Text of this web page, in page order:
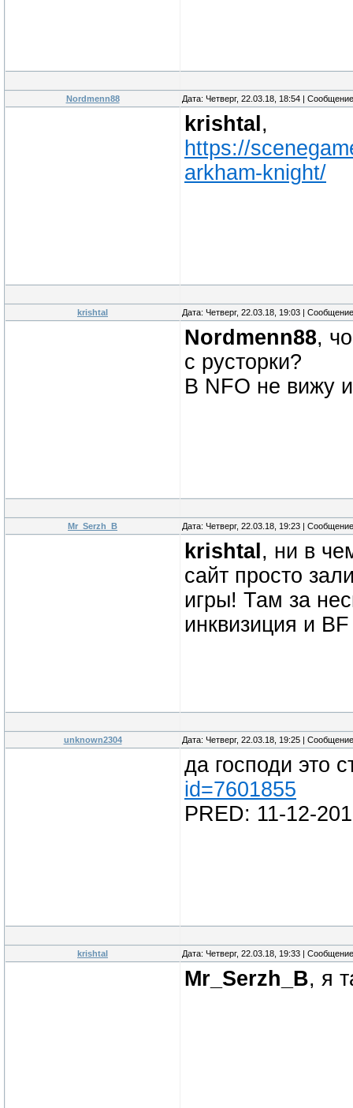
playing
game. Enjoy the
Nordmenn88 Дата: Четверг, 22.03.18, 18:54 |
krishtal ,
https://
arkham-knight/
krishtal Дата: Четверг, 22.03.18, 19:03 |
Nordmenn88,
с русторки?
В NFO не вижу
Mr_Serzh_B Дата: Четверг, 22.03.18, 19:23 |
krishtal , ни в
сайт просто
игры! Там за
инквизиция и
unknown2304 Дата: Четверг, 22.03.18, 19:25 |
да господи это
id=7601855
PRED: 11-12-
krishtal Дата: Четверг, 22.03.18, 19:33 |
Mr_Serzh_B, я